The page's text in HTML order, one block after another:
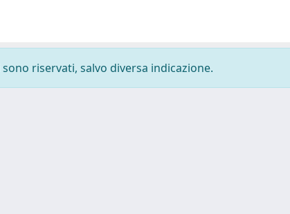
riservati, salvo diversa indicazione.